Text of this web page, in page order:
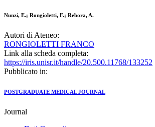
Nunzi, E.; Rongioletti, F.; Rebora, A.
Autori di Ateneo:
RONGIOLETTI FRANCO
Link alla scheda completa:
https://iris.unisr.it/handle/20.500.11768/133252
Pubblicato in:
POSTGRADUATE MEDICAL JOURNAL
Journal